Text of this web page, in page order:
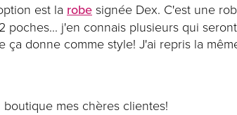
est la robe signée Dex. C'est une
poches... j'en connais plusieurs qui
ça donne comme style! J'ai repris la
mes chères clientes!